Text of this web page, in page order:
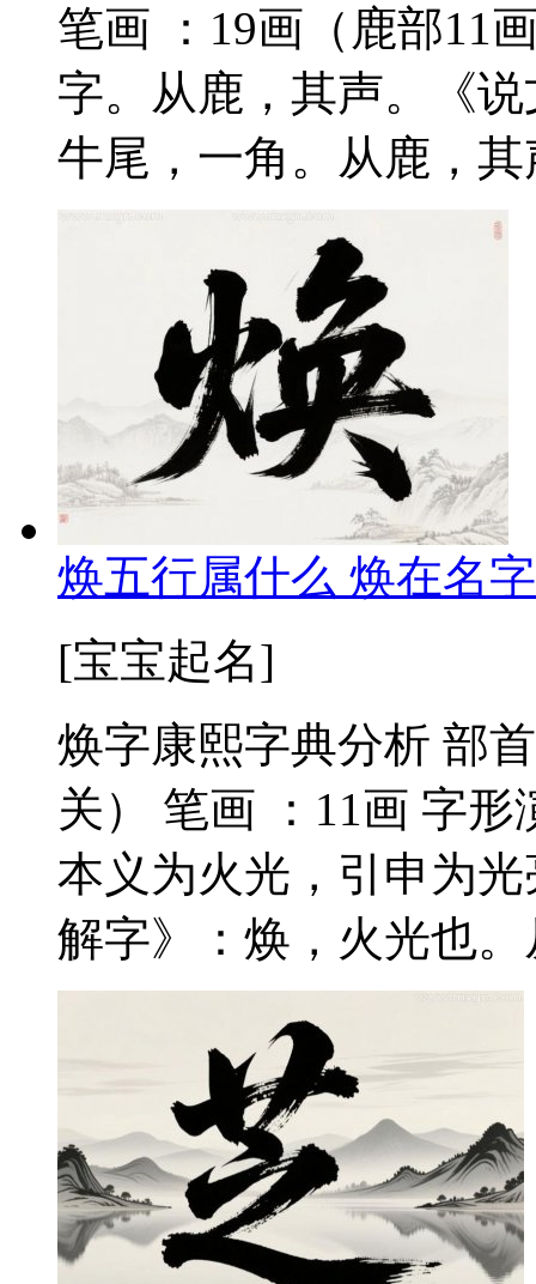
笔画 ：19画（鹿部11
字。从鹿，其声。《
牛尾，一角。从鹿，
焕五行属什么 焕在名
[宝宝起名]
焕字康熙字典分析 部
关） 笔画 ：11画 字
本义为火光，引申为
解字》：焕，火光也